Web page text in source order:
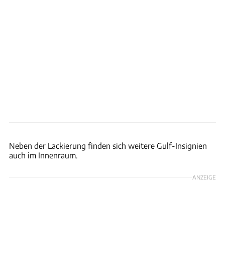
Neben der Lackierung finden sich weitere Gulf-Insignien
auch im Innenraum.
ANZEIGE